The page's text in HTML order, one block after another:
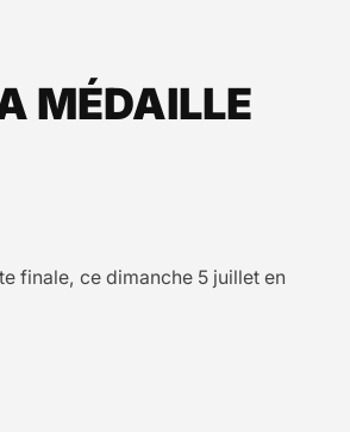
MÉDAILLE
finale, ce dimanche 5 juillet en